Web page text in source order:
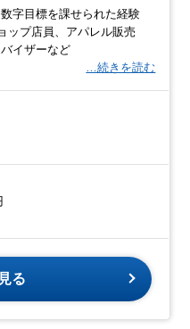
数字目標を課せられた経験
ップ店員、アパレル販売
イザーなど
…続きを読む
る